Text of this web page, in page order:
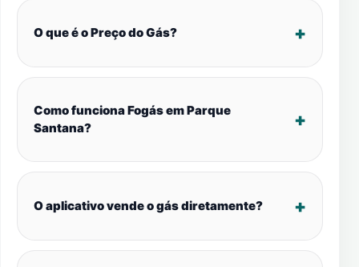
O que é o Preço do Gás?
Como funciona Fogás em Parque
Santana?
O aplicativo vende o gás diretamente?